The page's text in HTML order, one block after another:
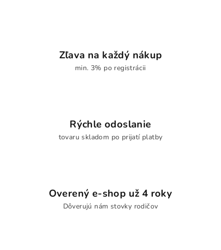
Zľava na každý nákup
min. 3% po registrácii
Rýchle odoslanie
tovaru skladom po prijatí platby
Overený e-shop už 4 roky
Dôverujú nám stovky rodičov